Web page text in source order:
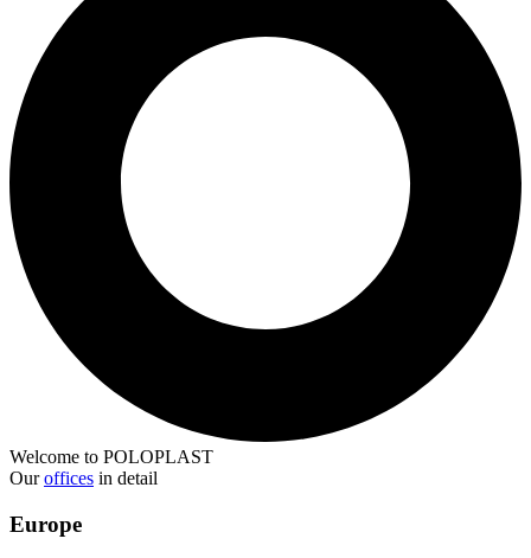
Welcome to POLOPLAST
Ouroffices in detail
Europe